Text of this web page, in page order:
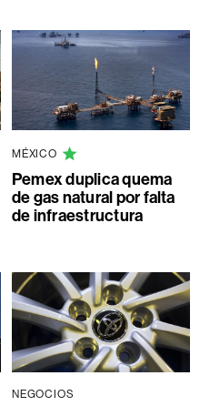
MÉXICO
Pemex duplica quema
de gas natural por falta
de infraestructura
NEGOCIOS